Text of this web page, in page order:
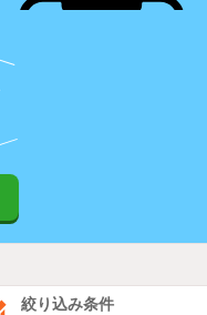
絞り込み条件